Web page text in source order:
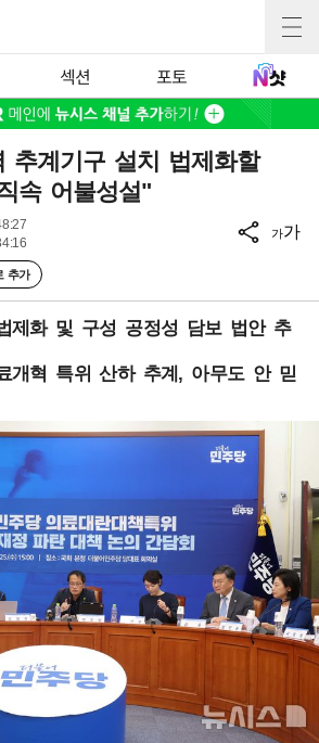
섹션 포토
추계기구 설치 법제화할
속 어불성설"
추가
가가
제화 및 구성 공정성 담보 법안 추
개혁 특위 산하 추계, 아무도 안 믿